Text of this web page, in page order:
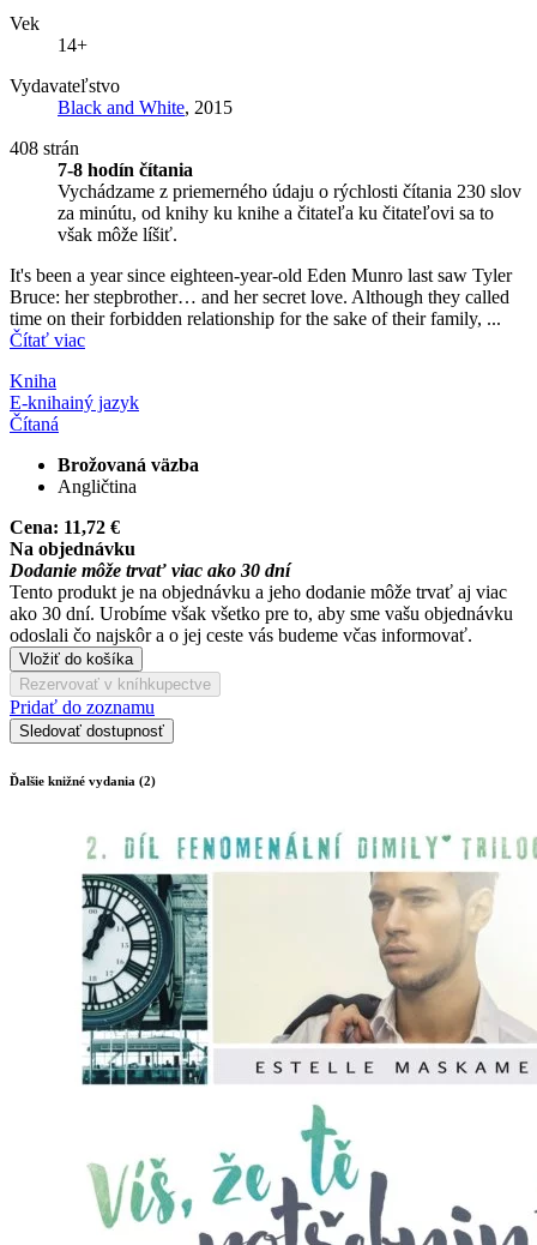
Vek
14+
Vydavateľstvo
Black and White, 2015
408 strán
7-8 hodín čítania
Vychádzame z priemerného údaju o rýchlosti čítania 230 slov
za minútu, od knihy ku knihe a čitateľa ku čitateľovi sa to
však môže líšiť.
It's been a year since eighteen-year-old Eden Munro last saw Tyler
Bruce: her stepbrother… and her secret love. Although they called
time on their forbidden relationship for the sake of their family, ...
Čítať viac
Kniha
E-knihainý jazyk
Čítaná
Brožovaná väzba
Angličtina
Cena: 11,72 €
Na objednávku
Dodanie môže trvať viac ako 30 dní
Tento produkt je na objednávku a jeho dodanie môže trvať aj viac
ako 30 dní. Urobíme však všetko pre to, aby sme vašu objednávku
odoslali čo najskôr a o jej ceste vás budeme včas informovať.
Vložiť do košíka
Rezervovať v kníhkupectve
Pridať do zoznamu
Sledovať dostupnosť
Ďalšie knižné vydania (2)